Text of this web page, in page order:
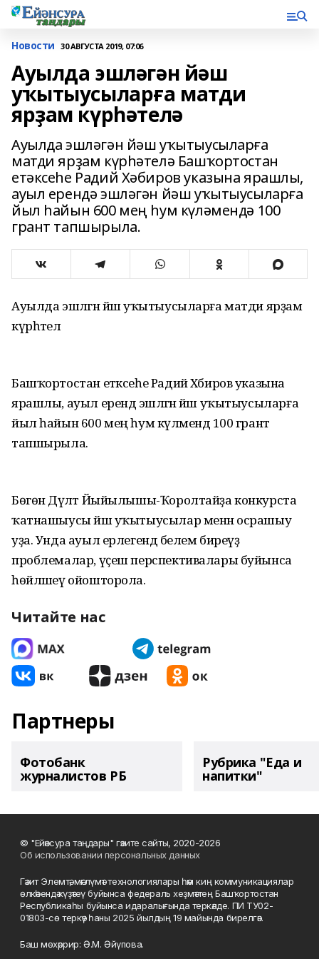
Новости 30 АВГУСТА 2019, 07:06
Ауылда эшләгән йәш
уҡытыусыларға матди
ярҙам күрһәтелә
Ауылда эшләгән йәш уҡытыусыларға
матди ярҙам күрһәтелә Башҡортостан
етәксеһе Радий Хәбиров указына ярашлы,
ауыл ерендә эшләгән йәш уҡытыусыларға
йыл һайын 600 мең һум күләмендә 100
грант тапшырыла.
Ауылда эшләгән йәш уҡытыусыларға матди ярҙам
күрһәтелә
Башҡортостан етәксеһе Радий Хәбиров указына
ярашлы, ауыл ерендә эшләгән йәш уҡытыусыларға
йыл һайын 600 мең һум күләмендә 100 грант
тапшырыла.
Бөгөн Дәүләт Йыйылышы-Ҡоролтайҙа конкурста
ҡатнашыусы йәш уҡытыусылар менән осрашыу
уҙа. Унда ауыл ерлегендә белем биреүҙә
проблемалар, үҫеш перспективалары буйынса
һөйләшеү ойошторола.
Читайте нас
Партнеры
Фотобанк
журналистов РБ
Рубрика "Еда и
напитки"
© "Ейәнсура таңдары" гәзите сайты, 2020-2026
Об использовании персональных данных
Гәзит Элемтә, мәғлүмәт технологиялары һәм киң коммуникациялар
өлкәһендә күҙәтеү буйынса федераль хеҙмәттең Башҡортостан
Республикаһы буйынса идаралығында теркәлде. ПИ ТУ02-
01803-сө теркәү һаны 2025 йылдың 19 майында бирелгән.
Баш мөхәррир: Ә.М. Әйүпова.